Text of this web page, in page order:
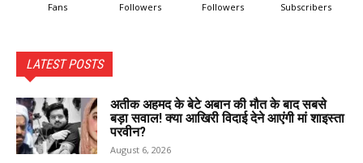
Fans Followers Followers Subscribers
LATEST POSTS
अतीक अहमद के बेटे अबान की मौत के बाद सबसे
बड़ा सवाल! क्या आखिरी विदाई देने आएंगी मां शाइस्ता
परवीन?
August 6, 2026